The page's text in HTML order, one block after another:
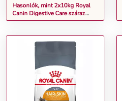
Hasonlók, mint 2x10kg Royal
Canin Digestive Care száraz
macskatáp